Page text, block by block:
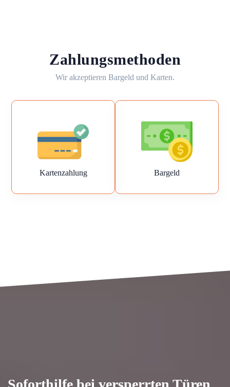
Zahlungsmethoden
Wir akzeptieren Bargeld und Karten.
Kartenzahlung Bargeld